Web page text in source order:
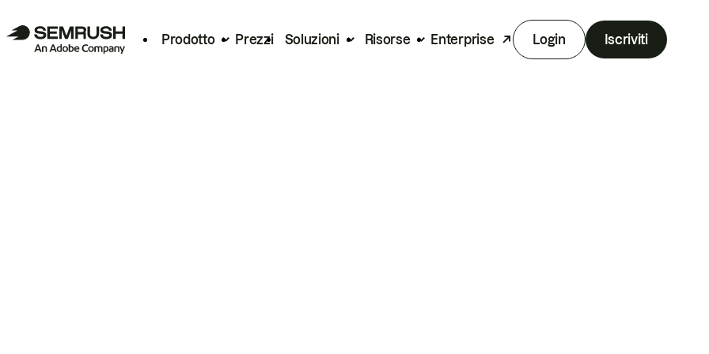
Prodotto Prezzi Soluzioni Risorse Enterprise Login Iscriviti